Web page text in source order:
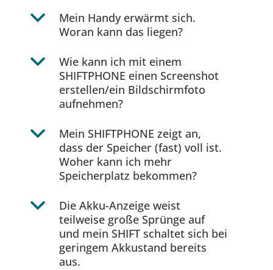
b
Mein Handy erwärmt sich.
Woran kann das liegen?
b
Wie kann ich mit einem
SHIFTPHONE einen Screenshot
erstellen/ein Bildschirmfoto
aufnehmen?
b
Mein SHIFTPHONE zeigt an,
dass der Speicher (fast) voll ist.
Woher kann ich mehr
Speicherplatz bekommen?
b
Die Akku-Anzeige weist
teilweise große Sprünge auf
und mein SHIFT schaltet sich bei
geringem Akkustand bereits
aus.